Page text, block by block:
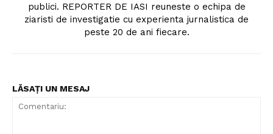
publici. REPORTER DE IASI reuneste o echipa de
ziaristi de investigatie cu experienta jurnalistica de
peste 20 de ani fiecare.
LĂSAȚI UN MESAJ